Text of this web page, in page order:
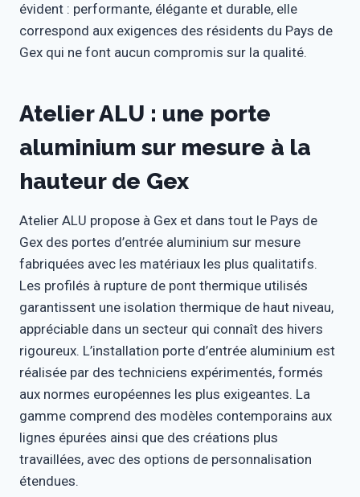
évident : performante, élégante et durable, elle
correspond aux exigences des résidents du Pays de
Gex qui ne font aucun compromis sur la qualité.
Atelier ALU : une porte
aluminium sur mesure à la
hauteur de Gex
Atelier ALU propose à Gex et dans tout le Pays de
Gex des portes d’entrée aluminium sur mesure
fabriquées avec les matériaux les plus qualitatifs.
Les profilés à rupture de pont thermique utilisés
garantissent une isolation thermique de haut niveau,
appréciable dans un secteur qui connaît des hivers
rigoureux. L’installation porte d’entrée aluminium est
réalisée par des techniciens expérimentés, formés
aux normes européennes les plus exigeantes. La
gamme comprend des modèles contemporains aux
lignes épurées ainsi que des créations plus
travaillées, avec des options de personnalisation
étendues.